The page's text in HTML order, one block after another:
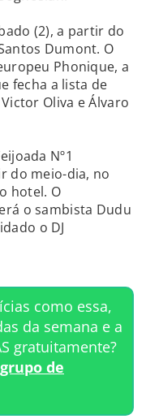
(2), a partir do
Dumont. O
Phonique, a
fecha a lista de
Oliva e Álvaro
Nº1
do meio-dia, no
hotel. O
o sambista Dudu
o DJ
como essa,
da semana e a
gratuitamente?
de